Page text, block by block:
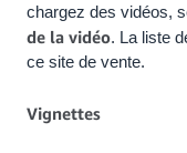
chargez des vidéos,
de la vidéo. La liste
ce site de vente.
Vignettes